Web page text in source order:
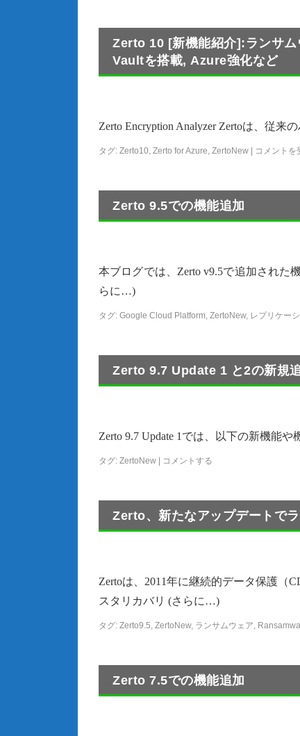
Zerto 10 [新機能紹介]:ランサ
Vaultを搭載, Azure強化など
Zerto Encryption Analyzer Zertoは、従
タグ: Zerto10, Zerto for Azure, ZertoNew | コメントを
Zerto 9.5での機能追加
本ブログでは、Zerto v9.5で追加された
らに…)
タグ: Google Cloud Platform, ZertoNew, レプリケー
Zerto 9.7 Update 1 と2の新規
Zerto 9.7 Update 1では、以下の新機能
タグ: ZertoNew | コメントする
Zerto、新たなアップデートで
Zertoは、2011年に継続的データ保護（
スタリカバリ (さらに…)
タグ: Zerto9.5, ZertoNew, ランサムウェア,
Zerto 7.5での機能追加